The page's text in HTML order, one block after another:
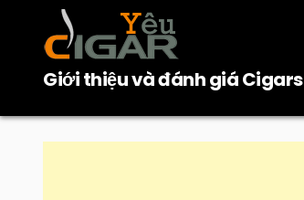
content
Giới thiệu và đánh giá Cigars